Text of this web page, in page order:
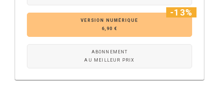
VERSION NUMÉRIQUE
6,90 €
-13%
ABONNEMENT
AU MEILLEUR PRIX